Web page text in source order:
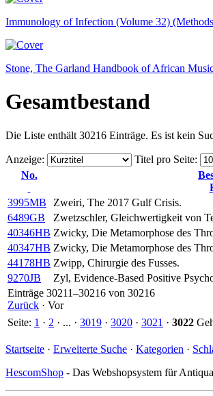
Immunology of Infection (Volume 32)
Stone, The Garland Handbook of African
Gesamtbestand
Die Liste enthält 30216 Einträge. Es ist kein
Anzeige: Titel pro Seite:
No.
3995MB
Zweiri, The 2017 Gulf Crisis.
6489GB
Zwetzschler, Gleichwertigkeit von
40346HB Zwicky, Die Metamorphose des
40347HB Zwicky, Die Metamorphose des
44178HB Zwipp, Chirurgie des Fusses.
9270JB
Zyl, Evidence-Based Positive
Einträge 30211–30216 von 30216
Zurück · Vor
Seite: 1 · 2 · ... · 3019 · 3020 · 3021 · 3022
Startseite · Erweiterte Suche · Kategorien ·
HescomShop - Das Webshopsystem für